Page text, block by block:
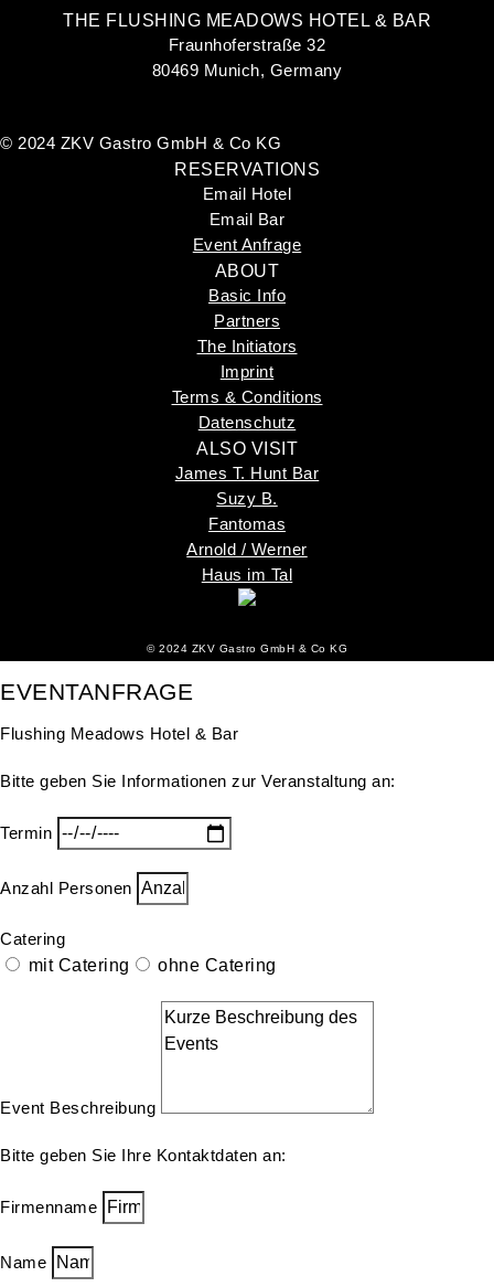
THE FLUSHING MEADOWS HOTEL & BAR
Fraunhoferstraße 32
80469 Munich, Germany
© 2024 ZKV Gastro GmbH & Co KG
RESERVATIONS
Email Hotel
Email Bar
Event Anfrage
ABOUT
Basic Info
Partners
The Initiators
Imprint
Terms & Conditions
Datenschutz
ALSO VISIT
James T. Hunt Bar
Suzy B.
Fantomas
Arnold / Werner
Haus im Tal
©2024 ZKV Gastro GmbH & Co KG
EVENTANFRAGE
Flushing Meadows Hotel & Bar
Bitte geben Sie Informationen zur Veranstaltung an:
Termin
Anzahl Personen
Catering
mit Catering ohne Catering
Event Beschreibung
Bitte geben Sie Ihre Kontaktdaten an:
Firmenname
Name